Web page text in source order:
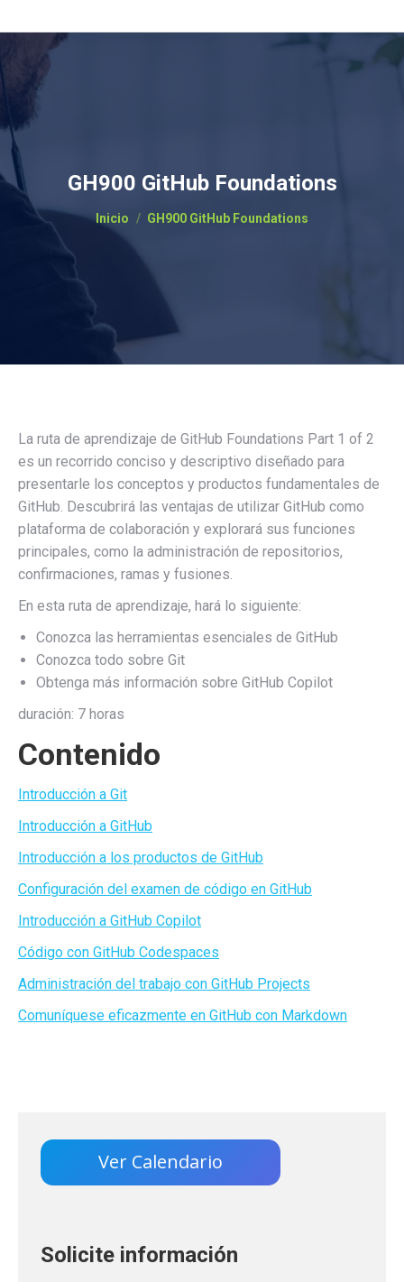
GH900 GitHub Foundations
Estás aquí:
Inicio GH900 GitHub Foundations
La ruta de aprendizaje de GitHub Foundations Part 1 of 2
es un recorrido conciso y descriptivo diseñado para
presentarle los conceptos y productos fundamentales de
GitHub. Descubrirá las ventajas de utilizar GitHub como
plataforma de colaboración y explorará sus funciones
principales, como la administración de repositorios,
confirmaciones, ramas y fusiones.
En esta ruta de aprendizaje, hará lo siguiente:
Conozca las herramientas esenciales de GitHub
Conozca todo sobre Git
Obtenga más información sobre GitHub Copilot
duración: 7 horas
Contenido
Introducción a Git
Introducción a GitHub
Introducción a los productos de GitHub
Configuración del examen de código en GitHub
Introducción a GitHub Copilot
Código con GitHub Codespaces
Administración del trabajo con GitHub Projects
Comuníquese eficazmente en GitHub con Markdown
Ver Calendario
Solicite información